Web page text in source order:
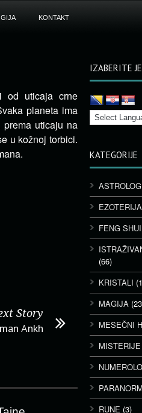
KONTAKT
od uticaja crne
planeta ima
uticaju na
u kožnoj torbici.
Story
Ankh
IZABERITE
KATEGORIJE
EZOTERIJA
FENG SHUI
(66)
KRISTALI
MAGIJA
MESEČNI
MISTERIJE
RUNE (3)